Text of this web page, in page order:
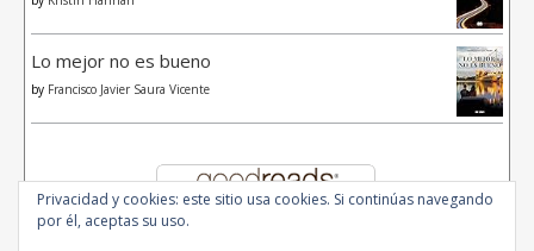
Lo mejor no es bueno
by Francisco Javier Saura Vicente
Privacidad y cookies: este sitio usa cookies. Si continúas navegando
por él, aceptas su uso.